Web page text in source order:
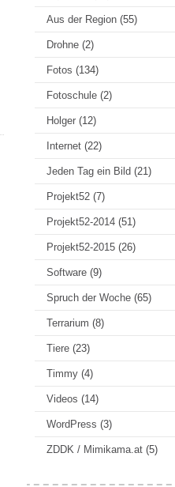
Aus der Region (55)
Drohne (2)
Fotos (134)
Fotoschule (2)
Holger (12)
Internet (22)
Jeden Tag ein Bild (21)
Projekt52 (7)
Projekt52-2014 (51)
Projekt52-2015 (26)
Software (9)
Spruch der Woche (65)
Terrarium (8)
Tiere (23)
Timmy (4)
Videos (14)
WordPress (3)
ZDDK / Mimikama.at (5)